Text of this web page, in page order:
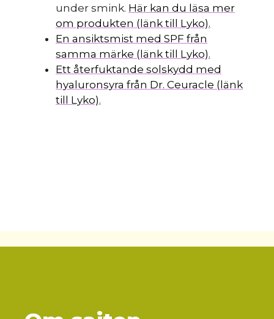
under smink. Här kan du läsa mer
om produkten (länk till Lyko).
En ansiktsmist med SPF från
samma märke (länk till Lyko).
Ett återfuktande solskydd med
hyaluronsyra från Dr. Ceuracle (länk
till Lyko).